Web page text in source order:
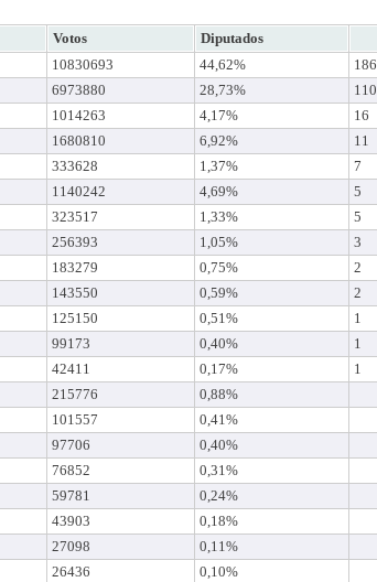
Votos
Diputados
10830693 44,62%
186
6973880 28,73%
110
1014263 4,17%
16
1680810 6,92%
11
333628 1,37%
7
1140242 4,69%
5
323517 1,33%
5
256393 1,05%
3
183279 0,75%
2
143550 0,59%
2
125150 0,51%
1
99173 0,40%
1
42411 0,17%
1
215776
0,88%
101557
0,41%
97706
0,40%
76852
0,31%
59781
0,24%
43903
0,18%
27098
0,11%
26436
0,10%